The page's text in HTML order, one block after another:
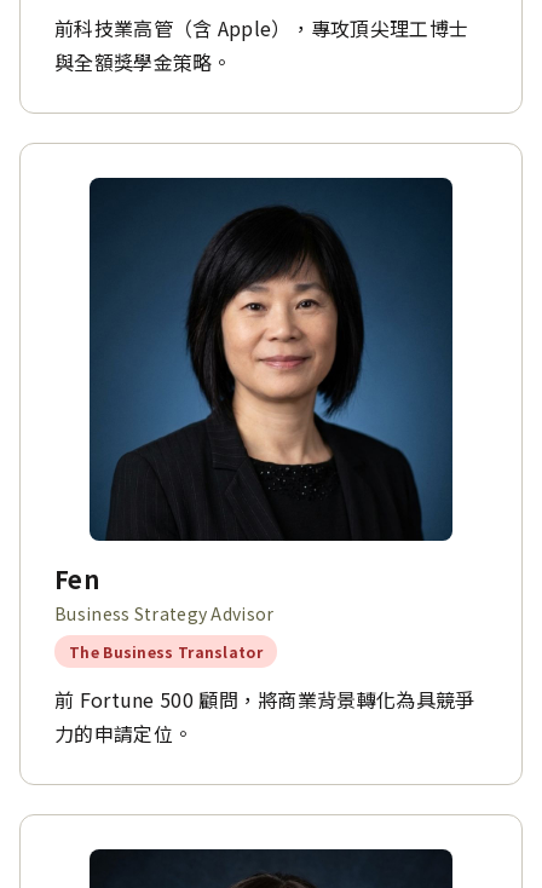
前科技業高管（含 Apple），專攻頂尖理工博士
與全額獎學金策略。
Fen
Business Strategy Advisor
The Business Translator
前 Fortune 500 顧問，將商業背景轉化為具競爭
力的申請定位。